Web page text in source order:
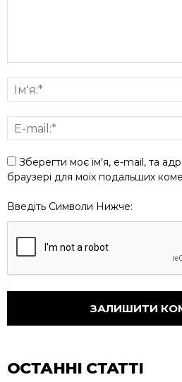
Зберегти моє ім'я, e-mail, та
браузері для моїх подальших
Введіть Символи Нижче:
ОСТАННІ СТАТТІ